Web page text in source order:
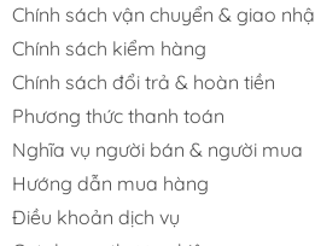
Chính sách vận chuyển & giao
Chính sách kiểm hàng
Chính sách đổi trả & hoàn tiền
Phương thức thanh toán
Nghĩa vụ người bán & người mua
Hướng dẫn mua hàng
Điều khoản dịch vụ